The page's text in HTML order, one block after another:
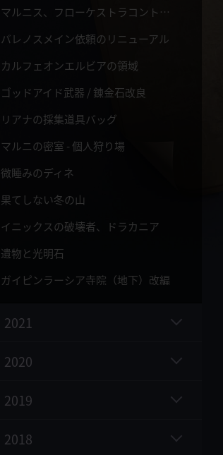
マルニス、フローケストラコントラバス
バレノスメイン依頼のリニューアル
カルフェオンエルビアの領域
ゴッドアイド武器 / 錬金石改良
リアナの採集道具バッグ
マルニの密室 - 個人狩り場
微睡みのディネ
果てしない冬の山
イニックスの破壊者、ドラカニア
遺物と光明石
ガイピンラーシア寺院（地下）改編
2021
2020
2019
2018